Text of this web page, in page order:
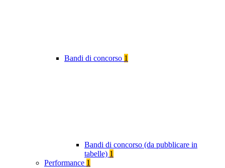
Bandi di concorso 1
Bandi di concorso (da pubblicare in
tabelle) 1
Performance 1